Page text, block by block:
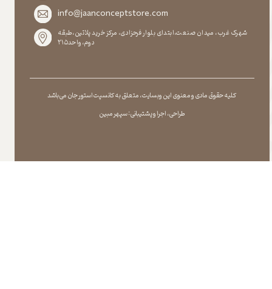
کلیه حقوق مادی و معنوی این وبسایت ، متعلق به کانسپت استور جان می باشد
طراحی ، اجرا و پشتیبانی : سپهر مبین
info@jaanconceptstore.com
شهرک غرب، میدان صنعت،ابتدای بلوار فرحزادی، مرکز خرید پلاتین،طبقه
دوم،واحد۲۱۵